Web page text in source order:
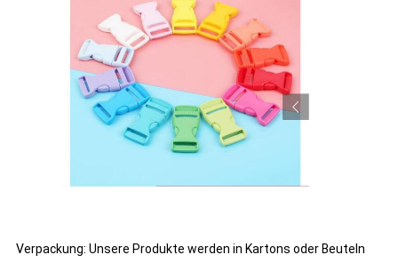
Verpackung: Unsere Produkte werden in Kartons oder Beuteln